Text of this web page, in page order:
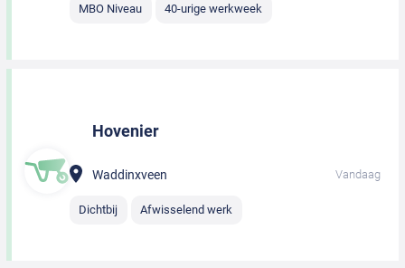
MBO Niveau 40-urige werkweek
Hovenier
Waddinxveen Vandaag
Dichtbij Afwisselend werk